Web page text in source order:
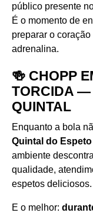
público presente
É o momento de
preparar o
adrenalina.
🍻 CHOPP
TORCIDA —
QUINTAL
Enquanto a bola
Quintal do
ambiente
qualidade,
espetos deliciosos.
E o melhor: